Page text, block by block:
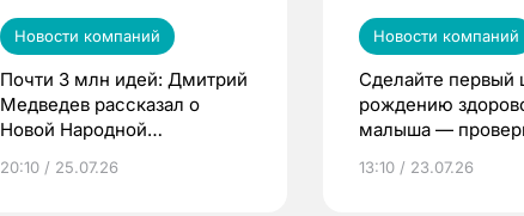
Новости компаний
Почти 3 млн идей: Дмитрий
Медведев рассказал о
Новой Народной
20:10 / 25.07.26
Новости компаний
Сделайте первый
рождению
малыша —
по ОМС!
13:10 / 23.07.26